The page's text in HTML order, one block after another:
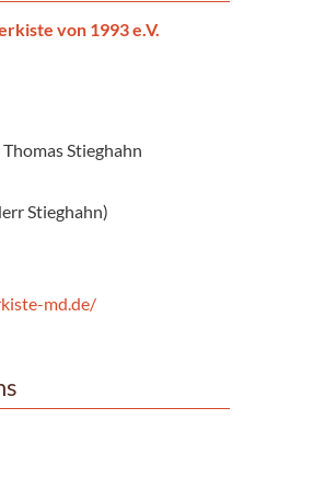
von 1993 e.V.
Stieghahn
Stieghahn)
md.de/